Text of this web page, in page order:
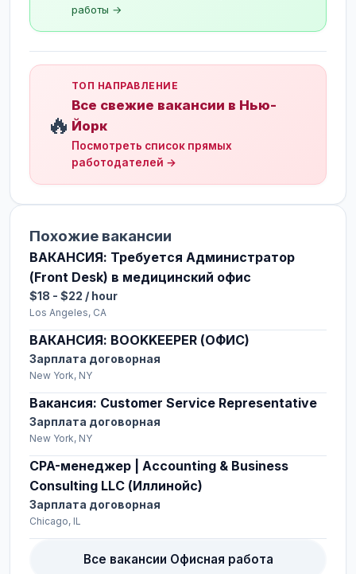
работы →
🔥
ТОП НАПРАВЛЕНИЕ
Все свежие вакансии в Нью-
Йорк
Посмотреть список прямых
работодателей →
Похожие вакансии
ВАКАНСИЯ: Требуется Администратор
(Front Desk) в медицинский офис
$18 - $22 / hour
Los Angeles, CA
ВАКАНСИЯ: BOOKKEEPER (ОФИС)
Зарплата договорная
New York, NY
Вакансия: Customer Service Representative
Зарплата договорная
New York, NY
CPA-менеджер | Accounting & Business
Consulting LLC (Иллинойс)
Зарплата договорная
Chicago, IL
Все вакансии Офисная работа